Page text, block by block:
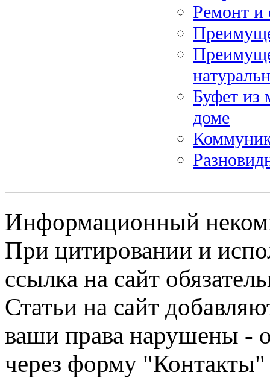
Ремонт и
Буфет из
доме
Информационный
При цитировании и
ссылка на сайт
Статьи на сайт
ваши права нарушены -
через форму "Контакты"